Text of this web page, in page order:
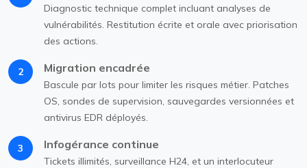
Diagnostic technique complet incluant analyses de
vulnérabilités. Restitution écrite et orale avec priorisation
des actions.
2 Migration encadrée
Bascule par lots pour limiter les risques métier. Patches
OS, sondes de supervision, sauvegardes versionnées et
antivirus EDR déployés.
3 Infogérance continue
Tickets illimités, surveillance H24, et un interlocuteur